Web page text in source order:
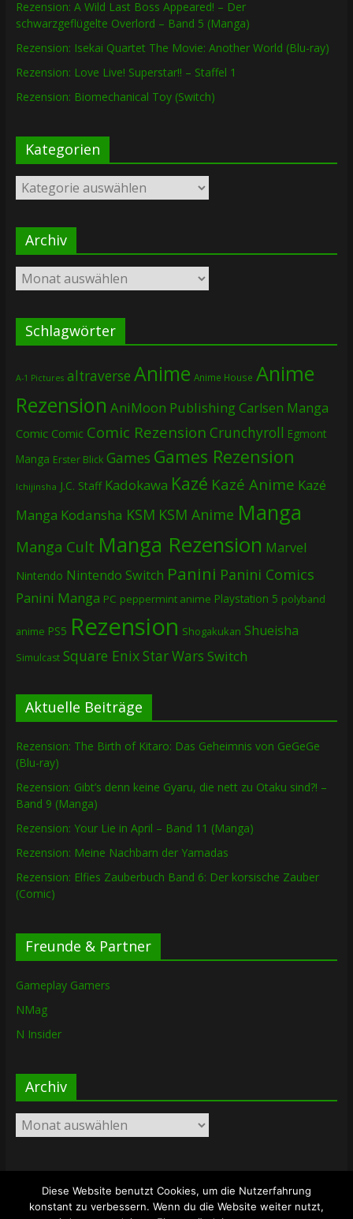
Rezension: A Wild Last Boss Appeared! – Der
schwarzgeflügelte Overlord – Band 5 (Manga)
Rezension: Isekai Quartet The Movie: Another World (Blu-ray)
Rezension: Love Live! Superstar!! – Staffel 1
Rezension: Biomechanical Toy (Switch)
Kategorien
Kategorien
Archiv
Archiv
Schlagwörter
A-1 Pictures altraverse Anime Anime House Anime
Rezension AniMoon PublishingCarlsen Manga
Comic Comic Comic Rezension Crunchyroll Egmont
Manga Erster Blick Games Games Rezension
Ichijinsha J.C. Staff Kadokawa Kazé Kazé Anime Kazé
Manga Kodansha KSM KSM Anime Manga
Manga Cult Manga Rezension Marvel
Nintendo Nintendo Switch Panini Panini Comics
Panini Manga PC peppermint anime Playstation 5 polyband
anime PS5 Rezension Shogakukan Shueisha
Simulcast Square EnixStar Wars Switch
Aktuelle Beiträge
Rezension: The Birth of Kitaro: Das Geheimnis von GeGeGe
(Blu-ray)
Rezension: Gibt’s denn keine Gyaru, die nett zu Otaku sind?! –
Band 9 (Manga)
Rezension: Your Lie in April – Band 11 (Manga)
Rezension: Meine Nachbarn der Yamadas
Rezension: Elfies Zauberbuch Band 6: Der korsische Zauber
(Comic)
Freunde & Partner
Gameplay Gamers
NMag
N Insider
Archiv
Archiv
Copyright © 2026The Lost Dungeon. Alle Rechte vorbehalten.
Diese Website benutzt Cookies, um die Nutzerfahrung
konstant zu verbessern. Wenn du die Website weiter nutzt,